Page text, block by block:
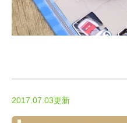
2017.07.03更新